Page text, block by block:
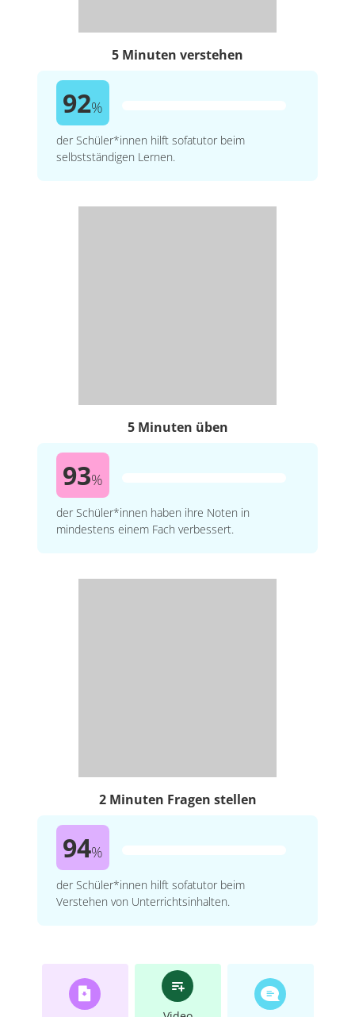
5 Minuten verstehen
92%
der Schüler*innen hilft sofatutor beim
selbstständigen Lernen.
5 Minuten üben
93%
der Schüler*innen haben ihre Noten in
mindestens einem Fach verbessert.
2 Minuten Fragen stellen
94%
der Schüler*innen hilft sofatutor beim
Verstehen von Unterrichtsinhalten.